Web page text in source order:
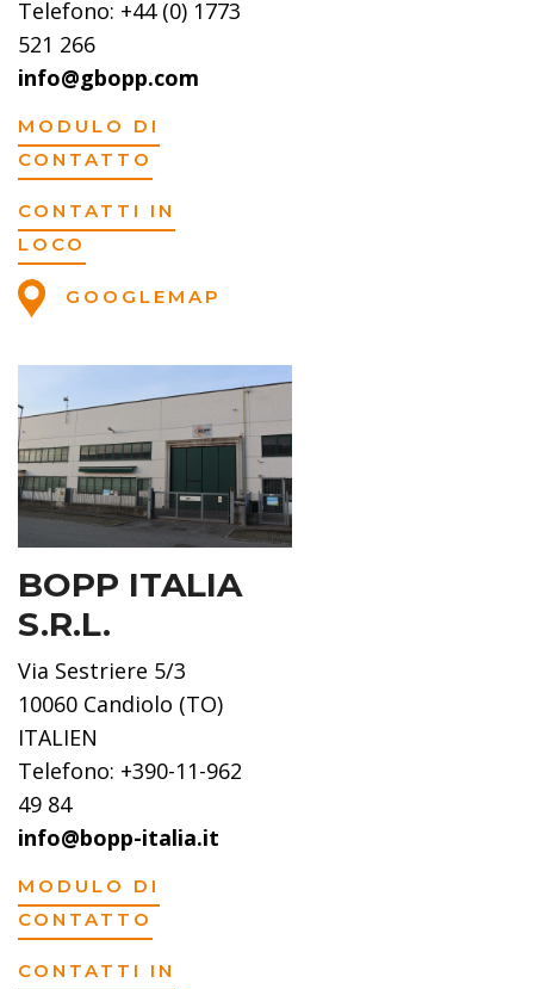
Telefono: +44 (0) 1773
521 266
info@gbopp.com
MODULO DI
CONTATTO
CONTATTI IN
LOCO
GOOGLEMAP
BOPP ITALIA
S.R.L.
Via Sestriere 5/3
10060 Candiolo (TO)
ITALIEN
Telefono: +390-11-962
49 84
info@bopp-italia.it
MODULO DI
CONTATTO
CONTATTI IN